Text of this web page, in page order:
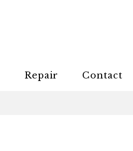
Repair Contact